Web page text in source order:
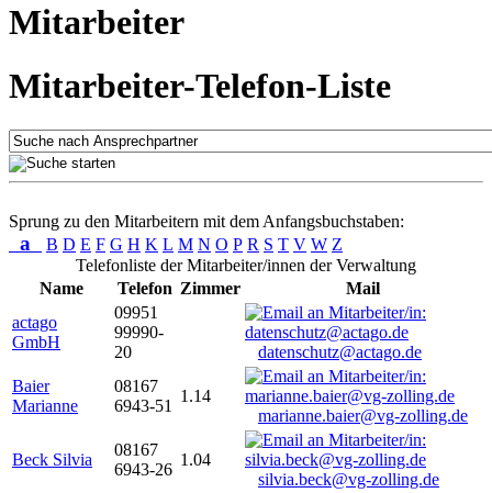
Mitarbeiter
Mitarbeiter-Telefon-Liste
Sprung zu den Mitarbeitern mit dem Anfangsbuchstaben:
a B D E F G H K L M N O P R S T V W Z
Telefonliste der Mitarbeiter/innen der Verwaltung
Name
Telefon Zimmer
Mail
actago
GmbH
09951
99990-
20
datenschutz@actago.de
Baier
Marianne
08167
6943-51
1.14
marianne.baier@vg-zolling.de
Beck Silvia
08167
6943-26
1.04
silvia.beck@vg-zolling.de